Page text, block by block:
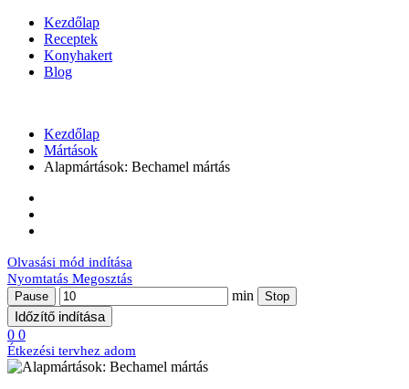
Kezdőlap
Receptek
Konyhakert
Blog
Kezdőlap
Mártások
Alapmártások: Bechamel mártás
Olvasási mód indítása
Nyomtatás Megosztás
Pause min Stop
Időzítő indítása
0 0
Étkezési tervhez adom